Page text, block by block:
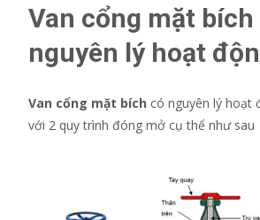
Van cổng mặt bích
nguyên lý hoạt
Van cổng mặt bích có nguyên lý hoạt
với 2 quy trình đóng mở cụ thể như sau